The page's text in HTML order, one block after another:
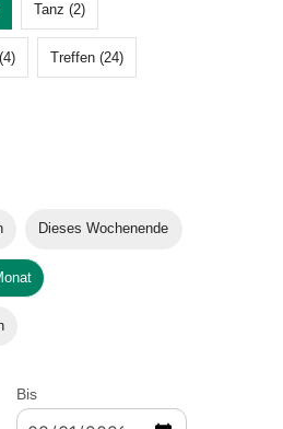
Tanz (2)
Treffen (24)
Dieses Wochenende
Bis